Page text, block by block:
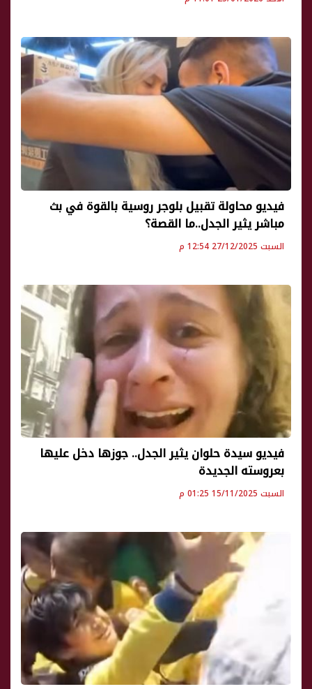
فيديو محاولة تقبيل بلوجر روسية بالقوة في بث
مباشر يثير الجدل..ما القصة؟
السبت 27/12/2025 12:54 م
فيديو سيدة حلوان يثير الجدل.. جوزها دخل عليها
بعروسته الجديدة
السبت 15/11/2025 01:25 م